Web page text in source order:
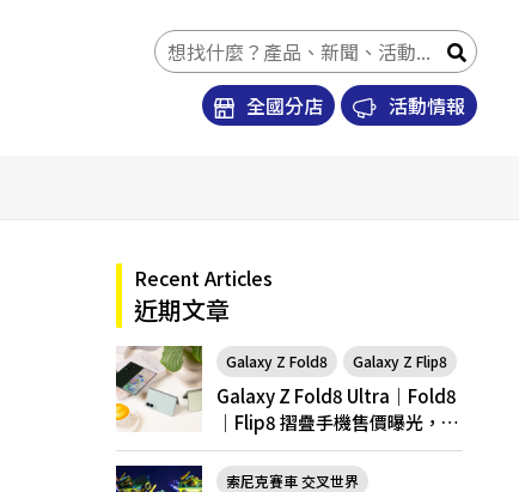
活動情報
全國分店
Recent Articles
近期文章
Galaxy Z Fold8 Galaxy Z Flip8
Galaxy Z Fold8 Ultra｜Fold8
｜Flip8 摺疊手機售價曝光，開
放預購
索尼克賽車 交叉世界